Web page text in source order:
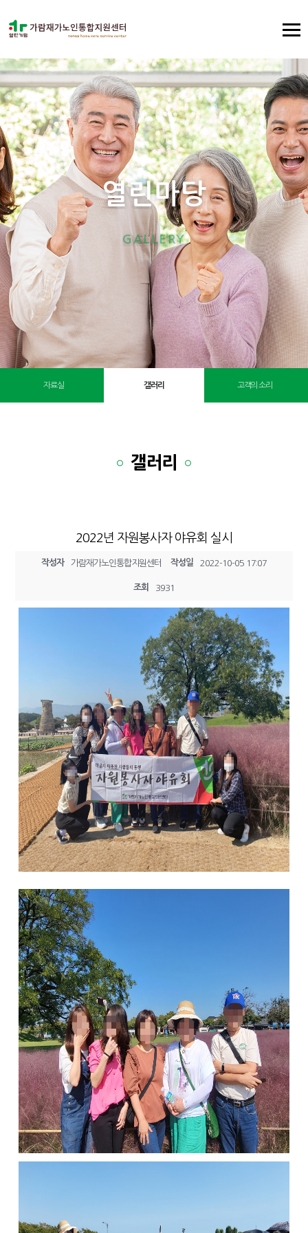
열린마당
GALL ERY
자료실 갤러리 고객의 소리
갤러리
2022년 자원봉사자 야유회 실시
작성자 가람재가노인통합지원센터 작성일 2022-10-05 17:07
조회 3931